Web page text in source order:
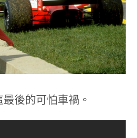
後的可怕車禍。